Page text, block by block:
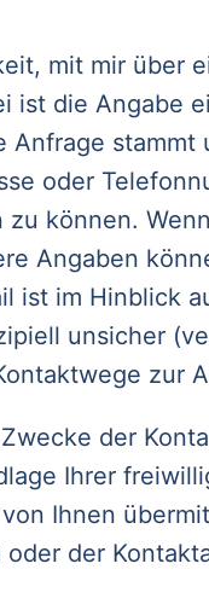
mit mir über
ist die Angabe
Anfrage
oder
können.
Angaben
ist im Hinblick
unsicher
zur
der
Ihrer
Ihnen
der